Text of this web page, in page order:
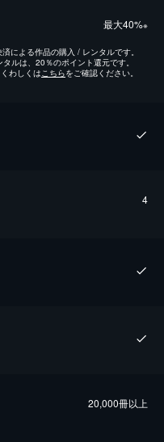
最⼤40%※
による作品の購入 / レンタルです。
ルは、20％のポイント還元です。
わしくは こちらをご確認ください。
4
20,000冊以上